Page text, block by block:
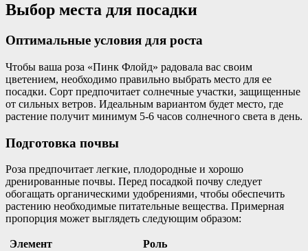
Выбор места для посадки
Оптимальные условия для роста
Чтобы ваша роза «Пинк Флойд» радовала вас своим
цветением, необходимо правильно выбрать место для ее
посадки. Сорт предпочитает солнечные участки, защищенные
от сильных ветров. Идеальным вариантом будет место, где
растение получит минимум 5-6 часов солнечного света в день.
Подготовка почвы
Роза предпочитает легкие, плодородные и хорошо
дренированные почвы. Перед посадкой почву следует
обогащать органическими удобрениями, чтобы обеспечить
растению необходимые питательные вещества. Примерная
пропорция может выглядеть следующим образом:
Элемент
Роль